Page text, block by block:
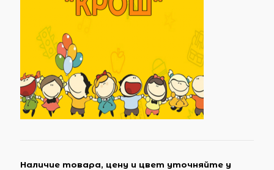
Наличие товара, цену и цвет уточняйте у